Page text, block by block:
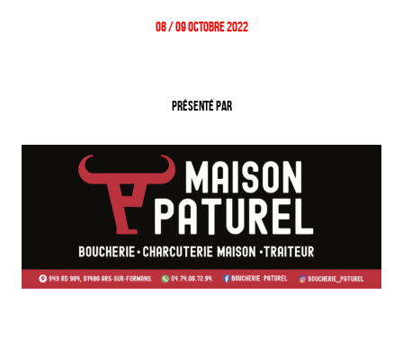
08 / 09 Octobre 2022
Présenté par